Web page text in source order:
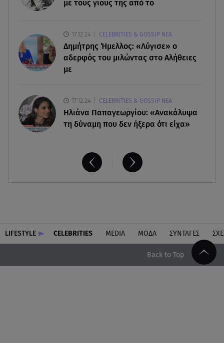
αποτελέσματα
με τους γιους της από το
17.12.24 CELEBRITIES & GOSSIP ΝΕΑ
Δημήτρης Ήμελλος: «Λύγισε» ο
αδερφός του μιλώντας στο Αλήθειες
με
17.12.24 CELEBRITIES & GOSSIP ΝΕΑ
Ηλιάνα Παπαγεωργίου: «Ανακάλυψα
τη δύναμη που δεν ήξερα ότι είχα»
LIFESTYLE CELEBRITIES MEDIA ΜΟΔΑ ΣΥΝΤΑΓΕΣ
Back to Top